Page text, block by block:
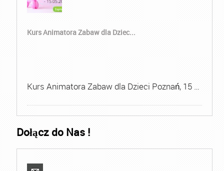
Kurs Animatora Zabaw dla Dziec...
Kurs Animatora Zabaw dla Dzieci Poznań, 15 …
Dołącz do Nas !